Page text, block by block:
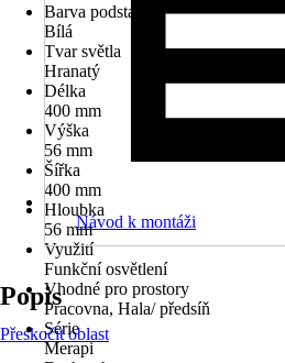
Barva podstavce
Bílá
Tvar světla
Hranatý
Délka
400 mm
Výška
56 mm
Šířka
400 mm
Hloubka
56 mm
Využití
Funkční osvětlení
Vhodné pro prostory
Pracovna, Hala/ předsíň
Série
Merapi
Návod k montáži
Popis
Přeskočit oblast